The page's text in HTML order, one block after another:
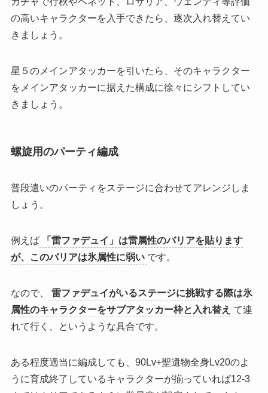
の高いキャラクターを入手できたら、逐次入れ替えてい
きましょう。
星５のメインアタッカーを引いたら、そのキャラクター
をメインアタッカーに据えた構成に徐々にシフトしてい
きましょう。
螺旋用のパーティ編成
普段遣いのパーティをステージに合わせてアレンジしま
しょう。
例えば
「雷ファデュイ」は雷属性のバリアを貼ります
が、このバリアは氷属性に弱い です。
なので、
雷ファデュイがいるステージに挑戦する際は氷
属性のキャラクターをサブアタッカー枠と入れ替え て連
れて行く、というような具合です。
ある程度適当に編成しても、90Lv+聖遺物全身Lv20のよ
うに育成終了しているキャラクターが揃っていれば12-3